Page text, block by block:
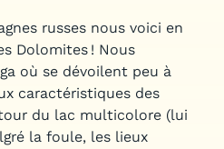
russes nous voici en
Dolomites ! Nous
où se dévoilent peu à
caractéristiques des
du lac multicolore (lui
la foule, les lieux